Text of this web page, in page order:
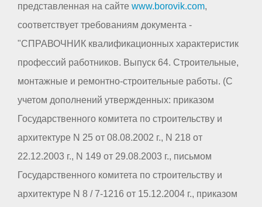
представленная на сайте www.borovik.com,
соответствует требованиям документа -
"СПРАВОЧНИК квалификационных характеристик
профессий работников. Выпуск 64. Строительные,
монтажные и ремонтно-строительные работы. (С
учетом дополнений утвержденных: приказом
Государственного комитета по строительству и
архитектуре N 25 от 08.08.2002 г., N 218 от
22.12.2003 г., N 149 от 29.08.2003 г., письмом
Государственного комитета по строительству и
архитектуре N 8 / 7-1216 от 15.12.2004 г., приказом